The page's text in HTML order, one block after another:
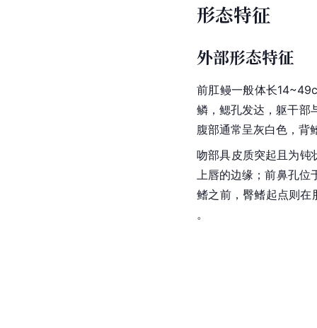
形态特征
外部形态特征
前肛鳗一般体长
鳞，鳃孔发达，躯干部
腹部通常呈灰白色，背
吻部具皮质突起且为钝
上唇的边缘；前鼻孔
鳍之前，臀鳍起点则在
。